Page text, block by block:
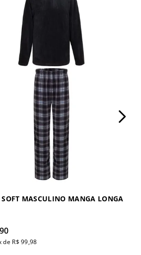
MASCULINO MANGA LONGA
90
de R$ 99,98